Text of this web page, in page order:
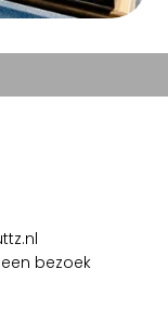
bezoek